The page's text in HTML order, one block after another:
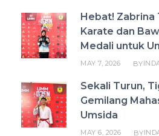
Hebat! Zabrina
Karate dan
Medali untuk
MAY 7, 2026 BY
Sekali Turun,
Gemilang
Umsida
MAY 6, 2026 BY